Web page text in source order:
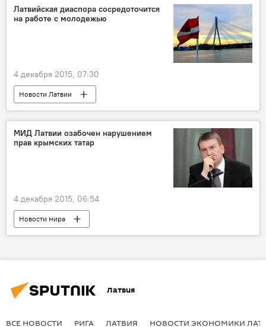
Латвийская диаспора сосредоточится
на работе с молодежью
4 декабря 2015, 07:30
Новости Латвии
МИД Латвии озабочен нарушением
прав крымских татар
4 декабря 2015, 06:54
Новости мира
Латвия
ВСЕ НОВОСТИ РИГА ЛАТВИЯ НОВОСТИ ЭКОНОМИКИ